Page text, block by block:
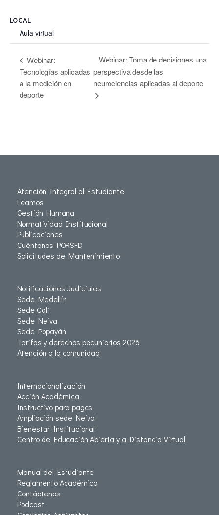
LOCAL
Aula virtual
Webinar:
Tecnologías aplicadas
a la medición en
deporte
Webinar: Toma de decisiones una
perspectiva desde las
neurociencias aplicadas al deporte
Atención Integral al Estudiante
Leamos
Gestión Humana
Normatividad Institucional
Publicaciones
Cuéntanos PQRSFD
Solicitudes de Mantenimiento
Notificaciones Judiciales
Sede Medellín
Sede Cali
Sede Neiva
Sede Popayán
Tarifas y derechos pecuniarios 2026
Atención a la comunidad
Internacionalización
Acción Académica
Instructivo para pagos
Ampliación sede Neiva
Bienestar Institucional
Centro de Educación Abierta y a Distancia Virtual
Manual del Estudiante
Reglamento Académico
Contáctenos
Podcast